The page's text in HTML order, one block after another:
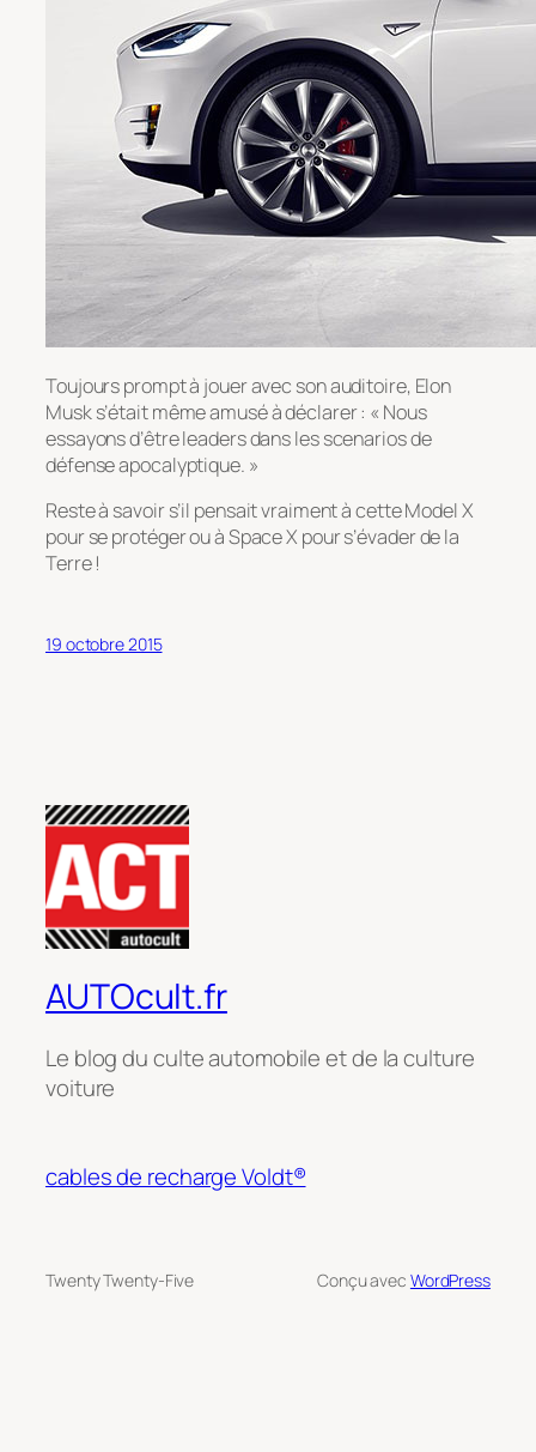
Toujours prompt à jouer avec son auditoire, Elon
Musk s’était même amusé à déclarer : « Nous
essayons d’être leaders dans les scenarios de
défense apocalyptique. »
Reste à savoir s’il pensait vraiment à cette Model X
pour se protéger ou à Space X pour s’évader de la
Terre !
19 octobre 2015
AUTOcult.fr
Le blog du culte automobile et de la culture
voiture
cables de recharge Voldt®
Twenty Twenty-Five Conçu avec WordPress